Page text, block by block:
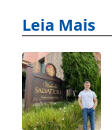
Leia Mais